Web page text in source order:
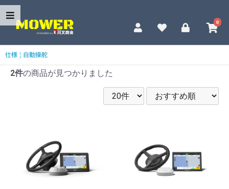
0
仕様 | 自動操舵
2件の商品が見つかりました